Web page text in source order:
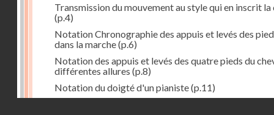
Transmission du mouvement au style qui en inscrit la
(p.4)
Notation Chronographie des appuis et levés des
dans la marche(p.6)
Notation des appuis et levés des quatre pieds du
différentes allures (p.8)
Notation du doigté d'un pianiste(p.11)